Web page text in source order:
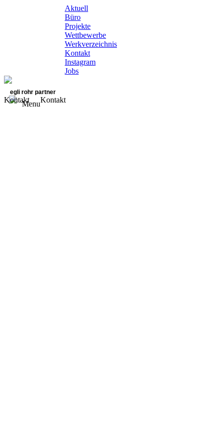
Aktuell
Büro
Projekte
Wettbewerbe
Werkverzeichnis
Kontakt
Instagram
Jobs
egli rohr partner
Menu
Kontakt Kontakt